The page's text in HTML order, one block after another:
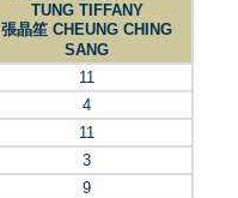
TUNG TIFFANY
張晶笙 CHEUNG CHING
SANG
11
4
11
3
9